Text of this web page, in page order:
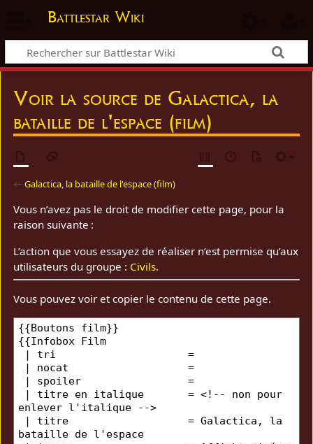
Battlestar Wiki
Voir la source de Galactica, la
bataille de l'espace (film)
←Galactica, la bataille de l'espace (film)
Vous n’avez pas le droit de modifier cette page, pour la
raison suivante :
L’action que vous essayez de réaliser n’est permise qu’aux
utilisateurs du groupe : Civils.
Vous pouvez voir et copier le contenu de cette page.